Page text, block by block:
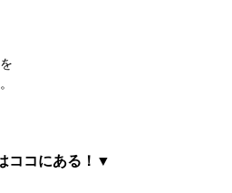
ココにある！▼